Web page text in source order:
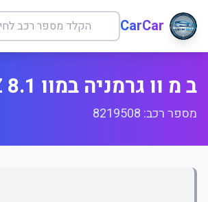
CarCar
ב מ וו גרמניה במוו 8.1 3Z
מספר רכב: 8219508